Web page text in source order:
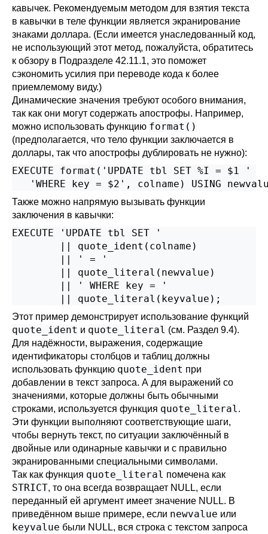
кавычек. Рекомендуемым методом для взятия текста
в кавычки в теле функции является экранирование
знаками доллара. (Если имеется унаследованный код,
не использующий этот метод, пожалуйста, обратитесь
к обзору в Подразделе 42.11.1, это поможет
сэкономить усилия при переводе кода к более
приемлемому виду.)
Динамические значения требуют особого внимания,
так как они могут содержать апострофы. Например,
можно использовать функцию format()
(предполагается, что тело функции заключается в
доллары, так что апострофы дублировать не нужно):
EXECUTE format('UPDATE tbl SET %I = $1 '
'WHERE key = $2', colname) USING
Также можно напрямую вызывать функции
заключения в кавычки:
EXECUTE 'UPDATE tbl SET '
        || quote_ident(colname)
        || ' = '
        || quote_literal(newvalue)
        || ' WHERE key = '
        || quote_literal(keyvalue);
Этот пример демонстрирует использование функций
quote_ident и quote_literal (см. Раздел 9.4).
Для надёжности, выражения, содержащие
идентификаторы столбцов и таблиц должны
использовать функцию quote_ident при
добавлении в текст запроса. А для выражений со
значениями, которые должны быть обычными
строками, используется функция quote_literal.
Эти функции выполняют соответствующие шаги,
чтобы вернуть текст, по ситуации заключённый в
двойные или одинарные кавычки и с правильно
экранированными специальными символами.
Так как функция quote_literal помечена как
STRICT, то она всегда возвращает NULL, если
переданный ей аргумент имеет значение NULL. В
приведённом выше примере, если newvalue или
keyvalue были NULL, вся строка с текстом запроса